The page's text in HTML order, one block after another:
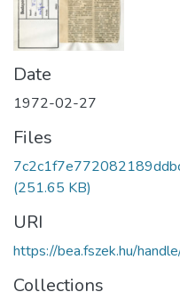
Date
1972-02-27
Files
(251.65 KB)
URI
https://bea.fszek.hu/
Collections